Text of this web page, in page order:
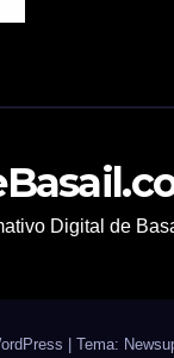
Digital de
Tema: